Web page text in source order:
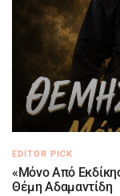
EDITOR PICK
«Μόνο Από
Θέμη Αδαμαντίδη